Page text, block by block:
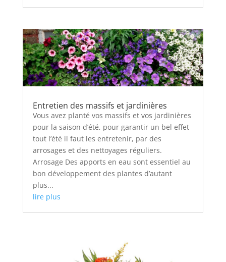
Entretien des massifs et jardinières
Vous avez planté vos massifs et vos jardinières
pour la saison d’été, pour garantir un bel effet
tout l’été il faut les entretenir, par des
arrosages et des nettoyages réguliers.
Arrosage Des apports en eau sont essentiel au
bon développement des plantes d’autant
plus...
lire plus